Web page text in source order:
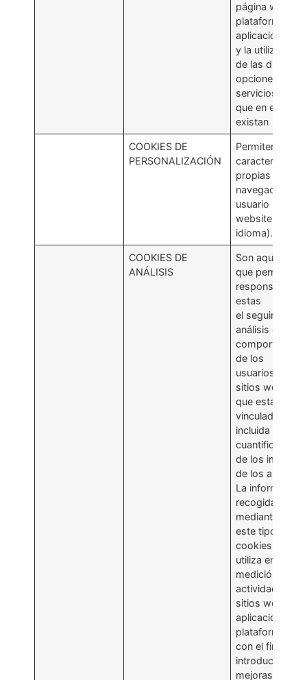
página web,
plataforma o
aplicación
y la utilización
de las
opciones o
servicios
que en ella
existan
COOKIES DE
PERSONALIZACIÓN
Permiten
características
propias para la
navegación del
usuario por el
website (Ej.
idioma).
COOKIES DE
ANÁLISIS
Son aquellas
que permiten al
responsable de
estas
el seguimiento
análisis del
de los
usuarios de los
sitios web a
que están
vinculadas,
incluida la
cuantificación
de los
de los
La información
recogida
mediante
este tipo de
cookies se
utiliza en la
medición de la
actividad de
sitios web,
aplicación o
plataforma,
con el fin de
introducir
mejoras en